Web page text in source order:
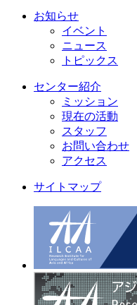
お知らせ
イベント
ニュース
トピックス
センター紹介
ミッション
現在の活動
スタッフ
お問い合わせ
アクセス
サイトマップ